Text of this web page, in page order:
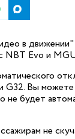
в
NBT Evo и
G32. Вы
не будет
не